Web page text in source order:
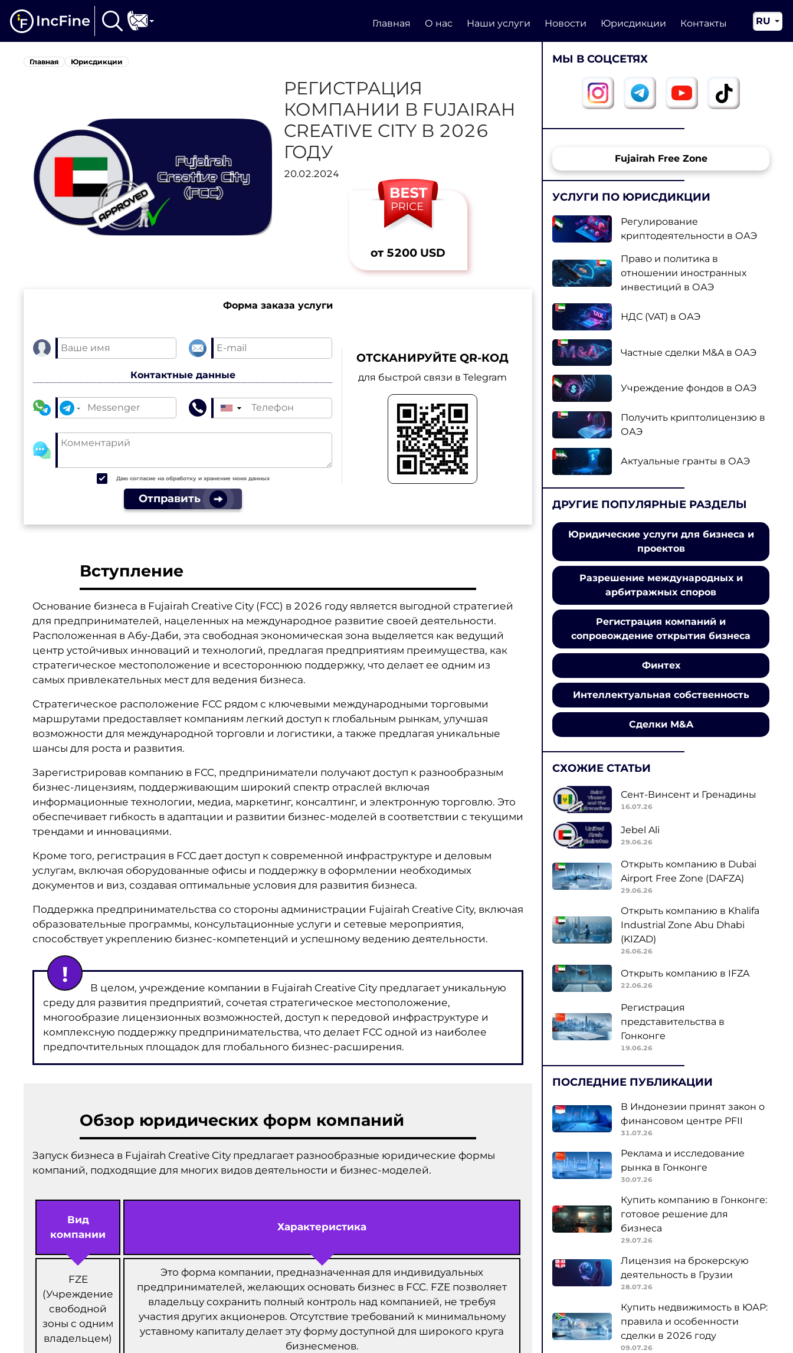
Главная О нас Наши услуги Новости Юрисдикции Контакты
RU
EN
Главная Юрисдикции
РЕГИСТРАЦИЯ
КОМПАНИИ В FUJAIRAH
CREATIVE CITY В 2026
ГОДУ
20.02.2024
от 5200 USD
Форма заказа услуги
Контактные данные
▼
Даю согласие на обработку и хранение моих данных
Отправить
ОТСКАНИРУЙТЕ QR-КОД
для быстрой связи в Telegram
Вступление
Основание бизнеса в Fujairah Creative City (FCC) в 2026 году является выгодной стратегией
для предпринимателей, нацеленных на международное развитие своей деятельности.
Расположенная в Абу-Даби, эта свободная экономическая зона выделяется как ведущий
центр устойчивых инноваций и технологий, предлагая предприятиям преимущества, как
стратегическое местоположение и всестороннюю поддержку, что делает ее одним из
самых привлекательных мест для ведения бизнеса.
Стратегическое расположение FCC рядом с ключевыми международными торговыми
маршрутами предоставляет компаниям легкий доступ к глобальным рынкам, улучшая
возможности для международной торговли и логистики, а также предлагая уникальные
шансы для роста и развития.
Зарегистрировав компанию в FCC, предприниматели получают доступ к разнообразным
бизнес-лицензиям, поддерживающим широкий спектр отраслей включая
информационные технологии, медиа, маркетинг, консалтинг, и электронную торговлю. Это
обеспечивает гибкость в адаптации и развитии бизнес-моделей в соответствии с текущими
трендами и инновациями.
Кроме того, регистрация в FCC дает доступ к современной инфраструктуре и деловым
услугам, включая оборудованные офисы и поддержку в оформлении необходимых
документов и виз, создавая оптимальные условия для развития бизнеса.
Поддержка предпринимательства со стороны администрации Fujairah Creative City, включая
образовательные программы, консультационные услуги и сетевые мероприятия,
способствует укреплению бизнес-компетенций и успешному ведению деятельности.
В целом, учреждение компании в Fujairah Creative City предлагает уникальную
среду для развития предприятий, сочетая стратегическое местоположение,
многообразие лицензионных возможностей, доступ к передовой инфраструктуре и
комплексную поддержку предпринимательства, что делает FCC одной из наиболее
предпочтительных площадок для глобального бизнес-расширения.
Обзор юридических форм компаний
Запуск бизнеса в Fujairah Creative City предлагает разнообразные юридические формы
компаний, подходящие для многих видов деятельности и бизнес-моделей.
Вид
компании
Характеристика
FZE
(Учреждение
свободной
зоны с одним
владельцем)
Это форма компании, предназначенная для индивидуальных
предпринимателей, желающих основать бизнес в FCC. FZE позволяет
владельцу сохранить полный контроль над компанией, не требуя
участия других акционеров. Отсутствие требований к минимальному
уставному капиталу делает эту форму доступной для широкого круга
бизнесменов.
МЫ В СОЦСЕТЯХ
Fujairah Free Zone
УСЛУГИ ПО ЮРИСДИКЦИИ
Регулирование
криптодеятельности в ОАЭ
Право и политика в
отношении иностранных
инвестиций в ОАЭ
НДС (VAT) в ОАЭ
Частные сделки M&A в ОАЭ
Учреждение фондов в ОАЭ
Получить криптолицензию в
ОАЭ
Актуальные гранты в ОАЭ
ДРУГИЕ ПОПУЛЯРНЫЕ РАЗДЕЛЫ
Юридические услуги для бизнеса и
проектов
Разрешение международных и
арбитражных споров
Регистрация компаний и
сопровождение открытия бизнеса
Финтех
Интеллектуальная собственность
Сделки M&A
СХОЖИЕ СТАТЬИ
Сент-Винсент и Гренадины
16.07.26
Jebel Ali
29.06.26
Открыть компанию в Dubai
Airport Free Zone (DAFZA)
29.06.26
Открыть компанию в Khalifa
Industrial Zone Abu Dhabi
(KIZAD)
26.06.26
Открыть компанию в IFZA
22.06.26
Регистрация
представительства в
Гонконге
19.06.26
ПОСЛЕДНИЕ ПУБЛИКАЦИИ
В Индонезии принят закон о
финансовом центре PFII
31.07.26
Реклама и исследование
рынка в Гонконге
30.07.26
Купить компанию в Гонконге:
готовое решение для
бизнеса
29.07.26
Лицензия на брокерскую
деятельность в Грузии
28.07.26
Купить недвижимость в ЮАР:
правила и особенности
сделки в 2026 году
09.07.26